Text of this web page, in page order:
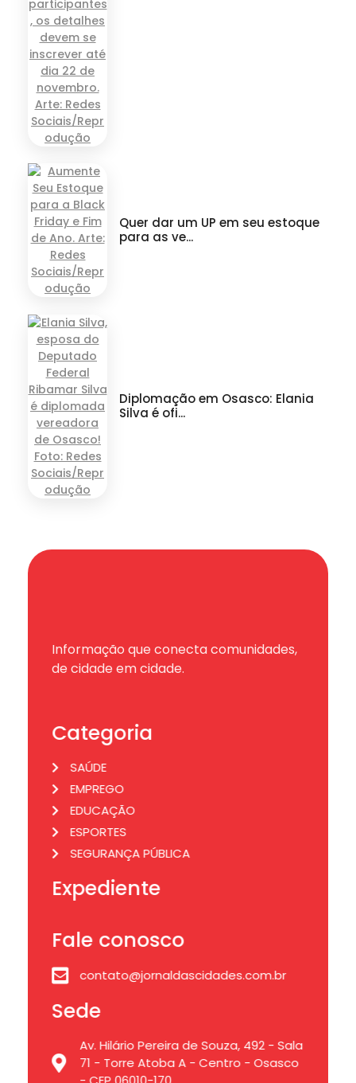
Quer dar um UP em seu estoque
para as ve...
Diplomação em Osasco: Elania
Silva é ofi...
Informação que conecta comunidades,
de cidade em cidade.
Categoria
SAÚDE
EMPREGO
EDUCAÇÃO
ESPORTES
SEGURANÇA PÚBLICA
Expediente
Fale conosco
contato@jornaldascidades.com.br
Sede
Av. Hilário Pereira de Souza, 492 - Sala
71 - Torre Atoba A - Centro - Osasco